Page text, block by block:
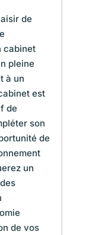
de
cabinet
pleine
à un
est
de
son
de
un
de vos